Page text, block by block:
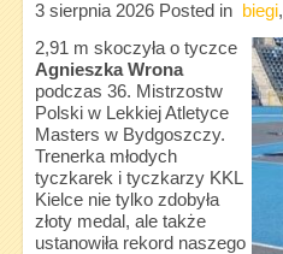
3 sierpnia 2026Posted in biegi,
2,91 m skoczyła o tyczce
Agnieszka Wrona
podczas 36. Mistrzostw
Polski w Lekkiej Atletyce
Masters w Bydgoszczy.
Trenerka młodych
tyczkarek i tyczkarzy KKL
Kielce nie tylko zdobyła
złoty medal, ale także
ustanowiła rekord naszego